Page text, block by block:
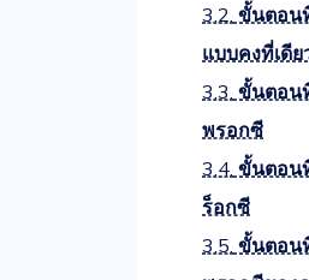
3.2. ขั้นตอน
แบบคงที่เดีย
3.3. ขั้นตอน
พรอกซี
3.4. ขั้นตอน
ร็อกซี
3.5. ขั้นตอน